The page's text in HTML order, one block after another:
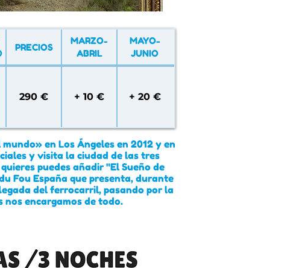
PRECIOS
MARZO-
ABRIL
MAYO-
JUNIO
290 € + 10 € + 20 €
en Los Ángeles en 2012 y en
y visita la ciudad de las tres
puedes añadir "El Sueño de
Fou España que presenta, durante
del ferrocarril, pasando por la
nos encargamos de todo.